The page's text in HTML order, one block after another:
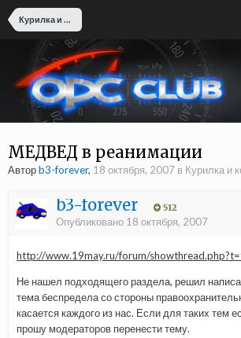
Курилка и кофейня
МЕДВЕД в реанимации
Авторb3-forever, 18 октября, 2007 в Курилка и
b3-forever 512
Опубликовано 18 октября, 2007
http://www.19may.ru/forum/
Не нашел подходящего раздела, решил
тема беспредела со стороны
касается каждого из нас. Если для таких тем
прошу модераторов перенести тему.